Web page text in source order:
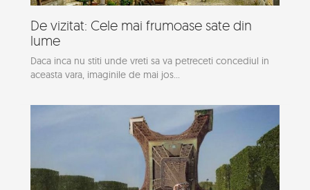
De vizitat: Cele mai frumoase sate din
lume
Daca inca nu stiti unde vreti sa va petreceti concediul in
aceasta vara, imaginile de mai jos...